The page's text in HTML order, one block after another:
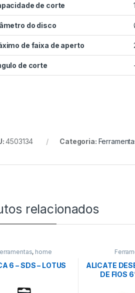
de corte
do disco
de faixa de aperto
de corte
4503134 Categoria:
relacionados
, home
6 – SDS – LOTUS
ALICATE
DE FIOS